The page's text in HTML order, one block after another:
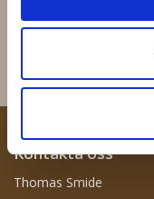
11 400 kr
Kontakta oss
Thomas Smide